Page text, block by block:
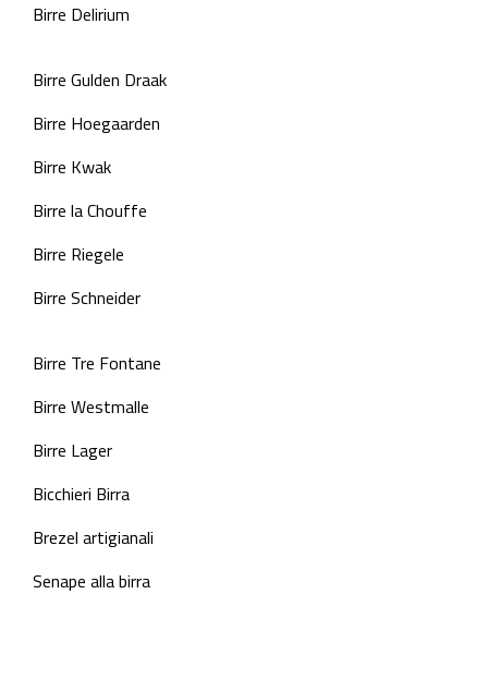
Birre Delirium
Birre Gulden Draak
Birre Hoegaarden
Birre Kwak
Birre la Chouffe
Birre Riegele
Birre Schneider
Birre Tre Fontane
Birre Westmalle
Birre Lager
Bicchieri Birra
Brezel artigianali
Senape alla birra